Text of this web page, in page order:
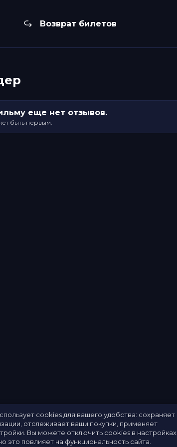
Возврат билетов
еще нет отзывов.
быть первым.
cookies для вашего удобства: сохраняет
отслеживает ваши покупки, применяет
Вы можете отключить cookies в настройках
это повлияет на функциональность сайта.